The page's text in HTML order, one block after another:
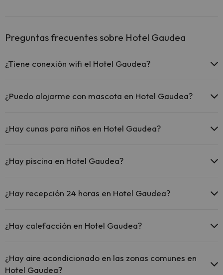
Preguntas frecuentes sobre Hotel Gaudea
¿Tiene conexión wifi el Hotel Gaudea?
¿Puedo alojarme con mascota en Hotel Gaudea?
¿Hay cunas para niños en Hotel Gaudea?
de iniciar tu viaje).
¿Hay piscina en Hotel Gaudea?
Aquí tienes más info sobre la piscina y otras instalaciones.
¿Hay recepción 24 horas en Hotel Gaudea?
¿Hay calefacción en Hotel Gaudea?
¿Hay aire acondicionado en las zonas comunes en
Hotel Gaudea?